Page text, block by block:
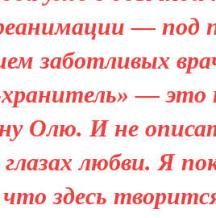
— под
заботливых
хранитель» —
Олю. И не
любви. Я
здесь